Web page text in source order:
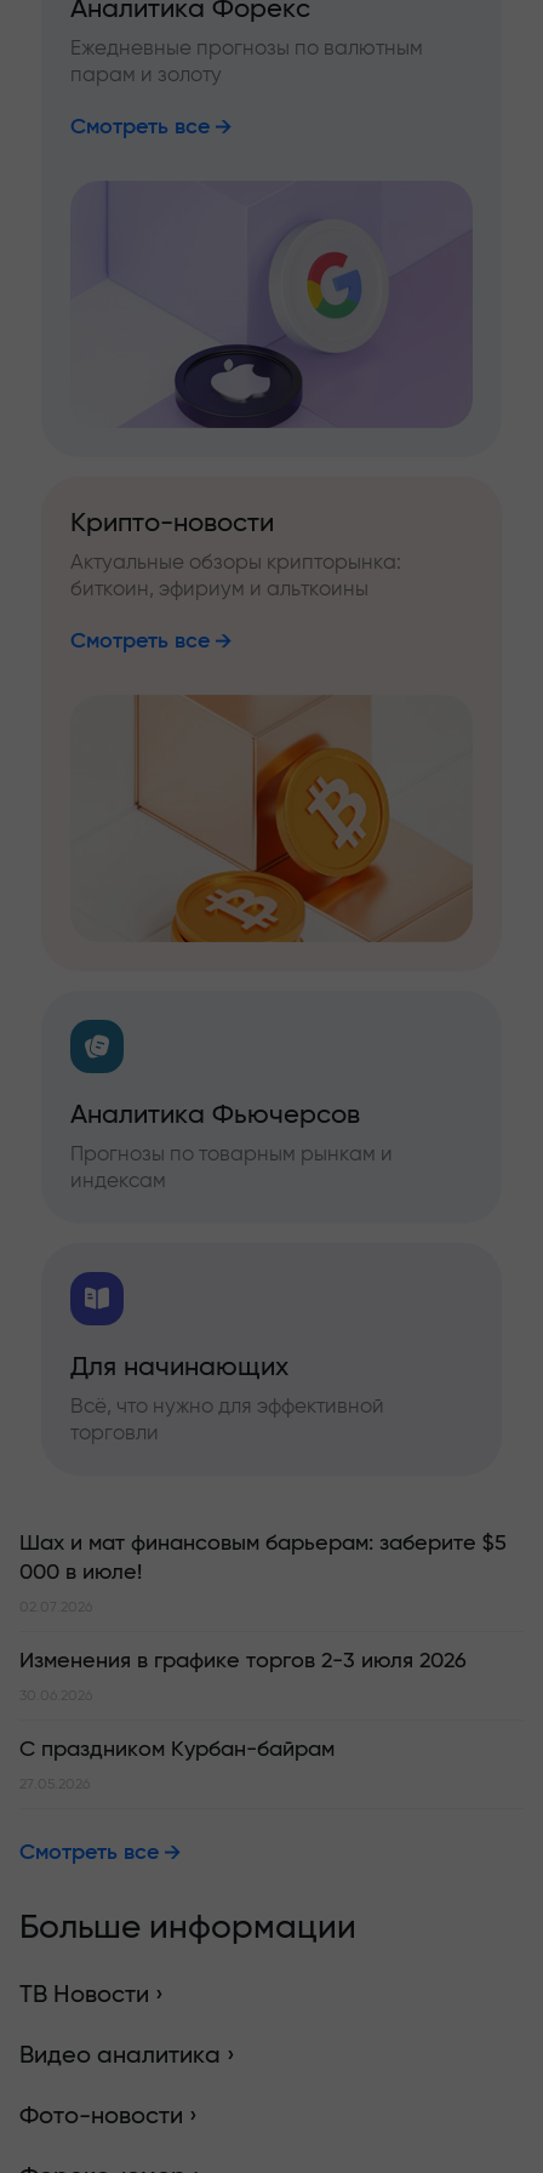
Аналитика Форекс
Ежедневные прогнозы по валютным
парам и золоту
Смотреть все
Крипто-новости
Актуальные обзоры крипторынка:
биткоин, эфириум и альткоины
Смотреть все
Аналитика Фьючерсов
Прогнозы по товарным рынкам и
индексам
Для начинающих
Всё, что нужно для эффективной
торговли
Шах и мат финансовым барьерам: заберите $5
000 в июле!
02.07.2026
Изменения в графике торгов 2-3 июля 2026
30.06.2026
С праздником Курбан-байрам
27.05.2026
Смотреть все
Больше информации
ТВ Новости ›
Видео аналитика ›
Фото-новости ›